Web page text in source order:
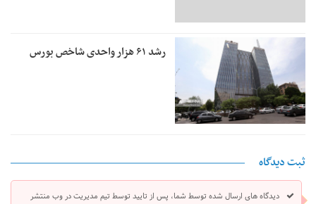
رشد ۶۱ هزار واحدی شاخص بورس
ثبت دیدگاه
دیدگاه های ارسال شده توسط شما، پس از تایید توسط تیم مدیریت در وب منتشر